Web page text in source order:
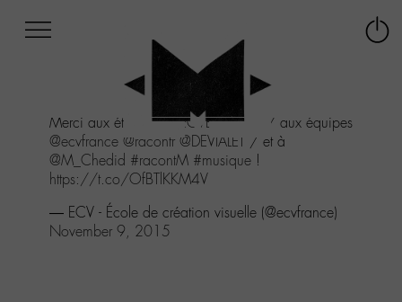
au
menu
Aller
contenu
Aller
Merci aux étudiants#ECVBordeaux
/ aux équipes
@ecvfrance @racontr @DEVIALET / et à
@M_Chedid #racontM #musique !
https://t.co/OfBTlKKM4V
— ECV - École de création visuelle (@ecvfrance)
November 9, 2015